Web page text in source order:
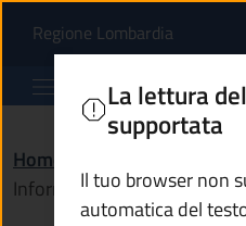
Informativa
Regione Lombardia(apre in
Comune di
Home
Informativa privacy SPID
La lettura
supportata
Il tuo browser non
automatica del